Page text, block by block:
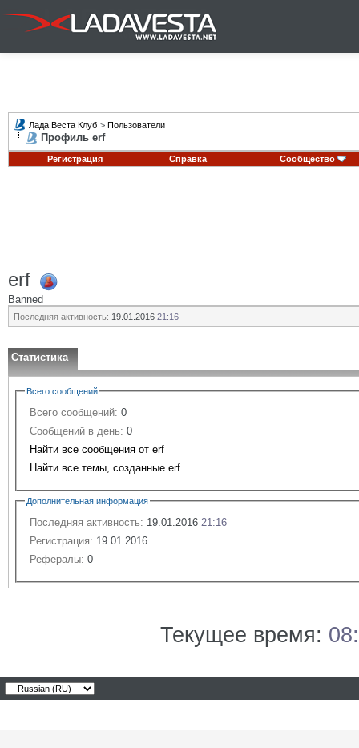
Лада Веста Клуб > Пользователи
Профиль erf
Регистрация Справка Сообщество
erf
Banned
Последняя активность: 19.01.2016 21:16
Статистика
Всего сообщений
Всего сообщений: 0
Сообщений в день: 0
Найти все сообщения от erf
Найти все темы, созданные erf
Дополнительная информация
Последняя активность: 19.01.2016 21:16
Регистрация: 19.01.2016
Рефералы: 0
Текущее время: